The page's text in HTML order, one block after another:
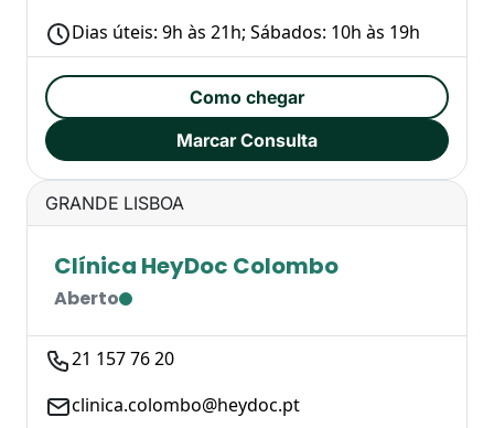
Dias úteis: 9h às 21h; Sábados: 10h às 19h
Como chegar
Marcar Consulta
GRANDE LISBOA
Clínica HeyDoc Colombo
Aberto
21 157 76 20
clinica.colombo@heydoc.pt